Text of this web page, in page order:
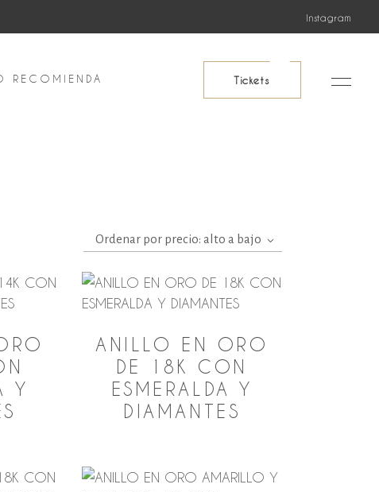
Instagram
RECOMIENDA Tickets
Ordenar por precio: alto a bajo
Y
ANILLO EN ORO
DE 18K CON
ESMERALDA Y
DIAMANTES